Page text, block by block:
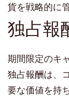
貨を戦略的に
独占報
期間限定のキ
独占報酬は、
要な価値を持